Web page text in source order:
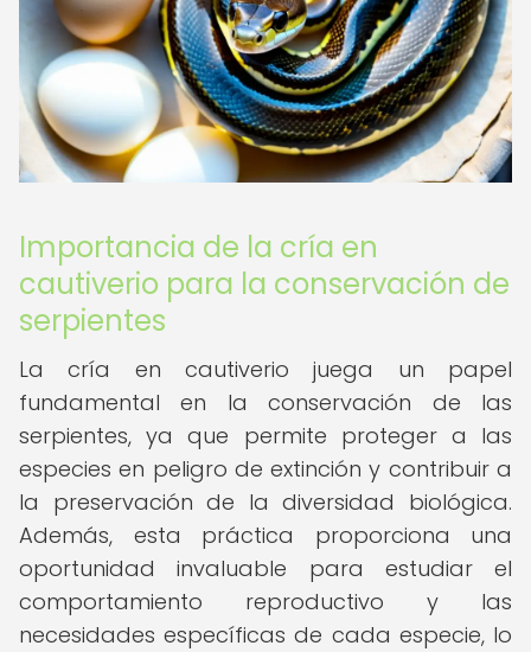
Importancia de la cría en
cautiverio para la conservación de
serpientes
La cría en cautiverio juega un papel
fundamental en la conservación de las
serpientes, ya que permite proteger a las
especies en peligro de extinción y contribuir a
la preservación de la diversidad biológica.
Además, esta práctica proporciona una
oportunidad invaluable para estudiar el
comportamiento reproductivo y las
necesidades específicas de cada especie, lo